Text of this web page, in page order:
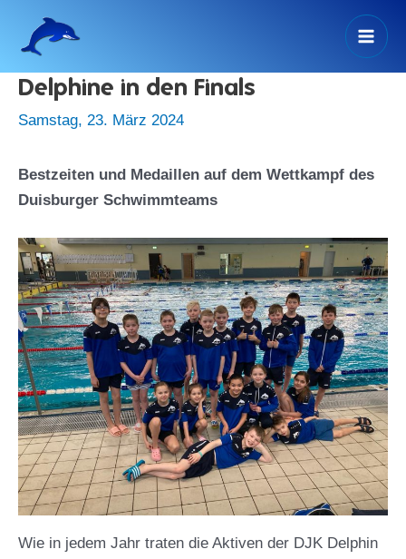
Inhalt
springen
Delphine in den Finals
Samstag, 23. März 2024
Bestzeiten und Medaillen auf dem Wettkampf des
Duisburger Schwimmteams
Wie in jedem Jahr traten die Aktiven der DJK Delphin